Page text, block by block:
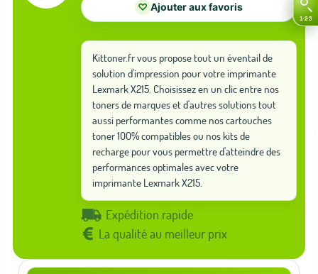
♡ Ajouter aux favoris
Kittoner.fr vous propose tout un éventail de
solution d'impression pour votre imprimante
Lexmark X215. Choisissez en un clic entre nos
toners de marques et d'autres solutions tout
aussi performantes comme nos cartouches
toner 100% compatibles ou nos kits de
recharge pour vous permettre d'atteindre des
performances optimales avec votre
imprimante Lexmark X215.
Expédition rapide
La qualité au meilleur prix